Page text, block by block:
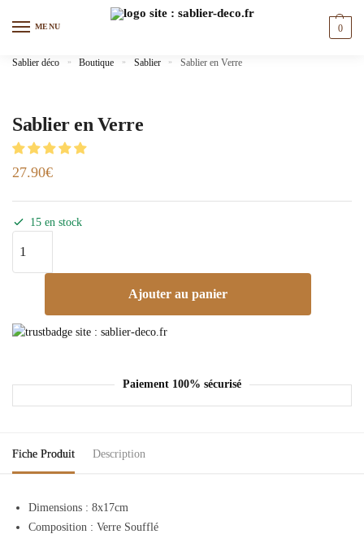
MENU 0
Sablier déco » Boutique » Sablier » Sablier en Verre
Sablier en Verre
27.90€
15 en stock
Ajouter au panier
Paiement 100% sécurisé
Fiche Produit Description
Dimensions : 8x17cm
Composition : Verre Soufflé